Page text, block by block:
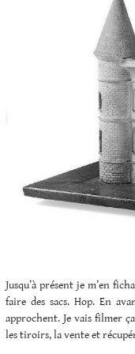
Jusqu’à présent je m’en
faire des sacs. Hop. En
approchent. Je vais filmer
les tiroirs, la vente et